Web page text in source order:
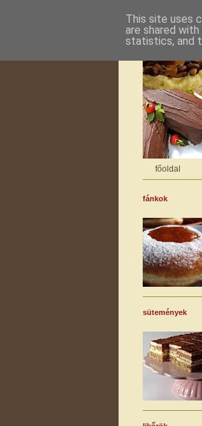
főoldal
fánkok
sütemények
This site uses
are shared
statistics, and